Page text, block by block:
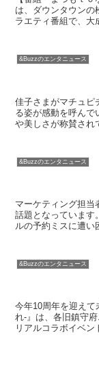
は、ダウンタウンの
ラエティ番組で、大
&Buzzのエンタニュース
佳子さまがマチュピ
る姿が感動を呼んで
や美しさが称賛され
&Buzzのエンタニュース
マーケティング担当
話題となっています
ルの予約ミスに遭い
&Buzzのエンタニュース
今年10周年を迎えて
れ-』は、各旧鎮守
リアルコラボイベ